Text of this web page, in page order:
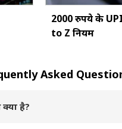
2000 रुपये के UPI
to Z नियम
Asked
क्या है?